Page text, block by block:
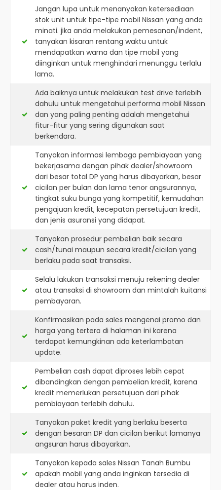
Jangan lupa untuk menanyakan ketersediaan
stok unit untuk tipe-tipe mobil Nissan yang anda
minati. jika anda melakukan pemesanan/indent,
tanyakan kisaran rentang waktu untuk
mendapatkan warna dan tipe mobil yang
diinginkan untuk menghindari menunggu terlalu
lama.
Ada baiknya untuk melakukan test drive terlebih
dahulu untuk mengetahui performa mobil Nissan
dan yang paling penting adalah mengetahui
fitur-fitur yang sering digunakan saat
berkendara.
Tanyakan informasi lembaga pembiayaan yang
bekerjasama dengan pihak dealer/showroom
dari besar total DP yang harus dibayarkan, besar
cicilan per bulan dan lama tenor angsurannya,
tingkat suku bunga yang kompetitif, kemudahan
pengajuan kredit, kecepatan persetujuan kredit,
dan jenis asuransi yang didapat.
Tanyakan prosedur pembelian baik secara
cash/tunai maupun secara kredit/cicilan yang
berlaku pada saat transaksi.
Selalu lakukan transaksi menuju rekening dealer
atau transaksi di showroom dan mintalah kuitansi
pembayaran.
Konfirmasikan pada sales mengenai promo dan
harga yang tertera di halaman ini karena
terdapat kemungkinan ada keterlambatan
update.
Pembelian cash dapat diproses lebih cepat
dibandingkan dengan pembelian kredit, karena
kredit memerlukan persetujuan dari pihak
pembiayaan terlebih dahulu.
Tanyakan paket kredit yang berlaku beserta
dengan besaran DP dan cicilan berikut lamanya
angsuran harus dibayarkan.
Tanyakan kepada sales Nissan Tanah Bumbu
apakah mobil yang anda inginkan tersedia di
dealer atau harus inden.